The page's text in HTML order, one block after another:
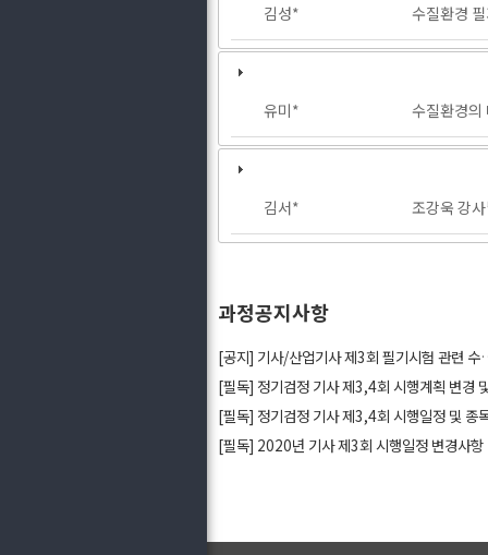
김성* 수질환경
유미* 수질환경의
김서* 조강욱 강
과정공지사항
[공지] 기사/
[필독] 정기검정 기사 제3,4회 시행계획 변경
[필독] 정기검정 기사 제3,4회 시행일정 및 종
[필독] 2020년 기사 제3회 시행일정 변경사항